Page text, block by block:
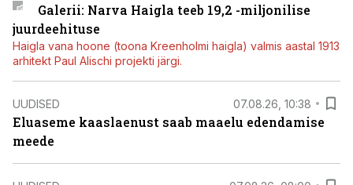
Galerii: Narva Haigla teeb 19,2 -miljonilise
juurdeehituse
Haigla vana hoone (toona Kreenholmi haigla) valmis aastal 1913
arhitekt Paul Alischi projekti järgi.
UUDISED 07.08.26, 10:38
Eluaseme kaaslaenust saab maaelu edendamise
meede